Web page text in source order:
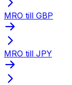
MRO till GBP
MRO till JPY